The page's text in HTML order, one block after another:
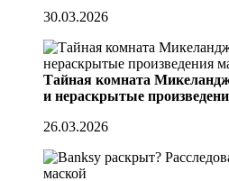
30.03.2026
Тайная комната
и нераскрытые
26.03.2026